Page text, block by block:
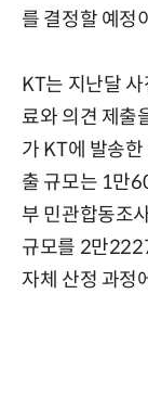
를 결정할 예정
KT는 지난달
료와 의견 제출
가 KT에 발송
출 규모는 1만
부 민관합동조
규모를 2만
자체 산정 과정